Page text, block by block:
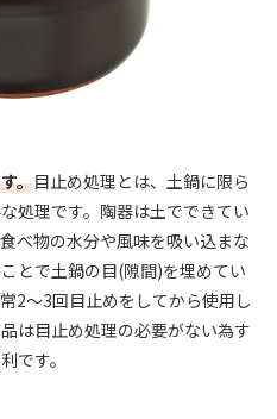
。目止め処理とは、土鍋に限ら
処理です。陶器は土でできてい
べ物の水分や風味を吸い込まな
とで土鍋の目(隙間)を埋めてい
2〜3回目止めをしてから使用し
は目止め処理の必要がない為す
です。